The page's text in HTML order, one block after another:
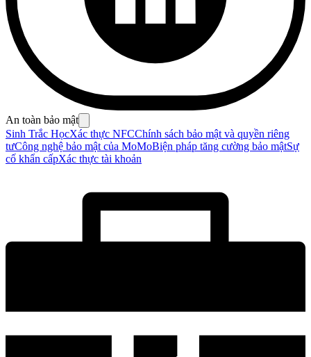
An toàn bảo mật
Sinh Trắc HọcXác thực NFCChính sách bảo mật và quyền riêng
tưCông nghệ bảo mật của MoMoBiện pháp tăng cường bảo mậtSự
cố khẩn cấpXác thực tài khoản